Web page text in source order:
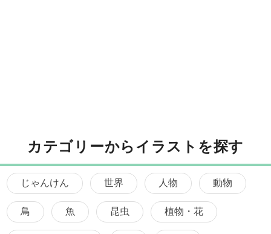
カテゴリーからイラストを探す
じゃんけん 世界 人物 動物
鳥 魚 昆虫 植物・花